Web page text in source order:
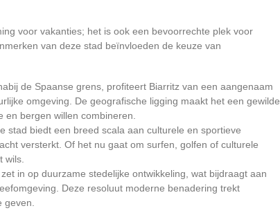
voor vakanties; het is ook een bevoorrechte plek voor
van deze stad beïnvloeden de keuze van
de Spaanse grens, profiteert Biarritz van een aangenaam
omgeving. De geografische ligging maakt het een gewilde
bergen willen combineren.
stad biedt een breed scala aan culturele en sportieve
versterkt. Of het nu gaat om surfen, golfen of culturele
wils.
in op duurzame stedelijke ontwikkeling, wat bijdraagt aan
Deze resoluut moderne benadering trekt